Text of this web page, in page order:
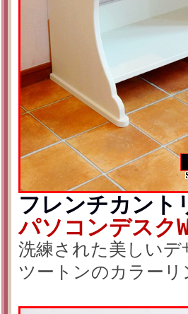
フレンチカント
パソコンデス
洗練された美しい
ツートンのカラー